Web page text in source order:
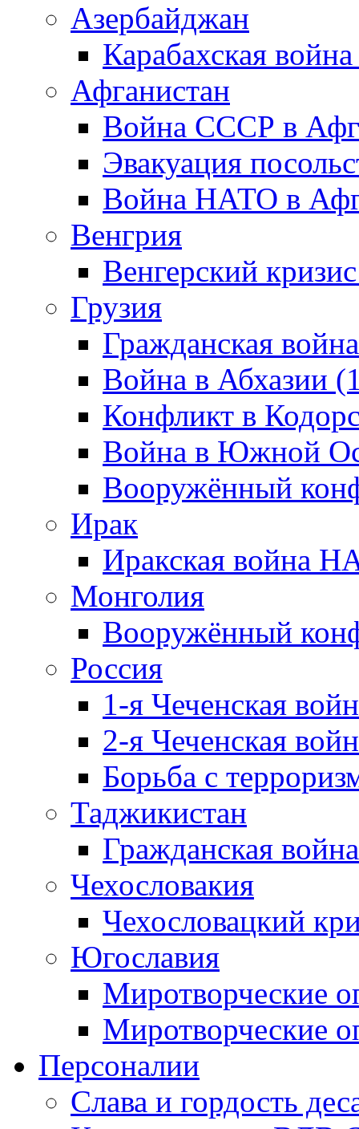
Азербайджан
Карабахская
Афганистан
Война СССР в
Эвакуация
Война НАТО в
Венгрия
Венгерский
Грузия
Гражданская
Война в Абхазии
Конфликт в
Война в Южной
Вооружённый
Ирак
Иракская война
Монголия
Вооружённый
Россия
1-я Чеченская
2-я Чеченская
Борьба с
Таджикистан
Гражданская
Чехословакия
Чехословацкий
Югославия
Миротворческие
Миротворческие
Персоналии
Слава и гордость